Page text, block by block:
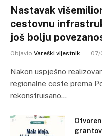
Nastavak
cestovnu
još bolju
Objavio Vareški vijestnik 07/
Nakon uspješno
regionalne ceste prema
rekonstruisano…